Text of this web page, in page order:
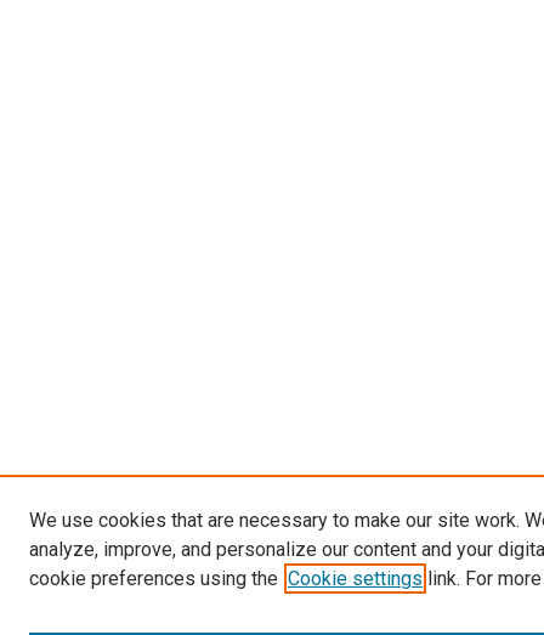
We use cookies that are necessary to make our site work.
analyze, improve, and personalize our content and your
cookie preferences using the Cookie settings link. For